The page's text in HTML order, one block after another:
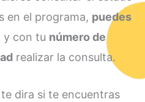
en el programa, puedes
y con tu número de
realizar la consulta.
dira si te encuentras